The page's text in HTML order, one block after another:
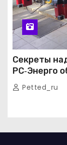
Секреты
РС‑Энерго
работу
Petted_ru